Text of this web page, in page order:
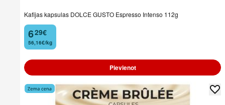
Kafijas kapsulas DOLCE GUSTO Espresso Intenso 112g
6
. 29€
56,16€/kg
Pievienot